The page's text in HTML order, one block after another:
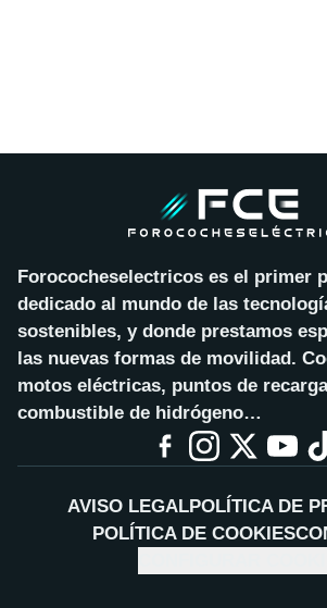
Forococheselectricos es el primer
dedicado al mundo de las
sostenibles, y donde prestamos
las nuevas formas de movilidad.
motos eléctricas, puntos de
combustible de hidrógeno…
AVISO LEGALPOLÍTICA DE
POLÍTICA DE COOKIES